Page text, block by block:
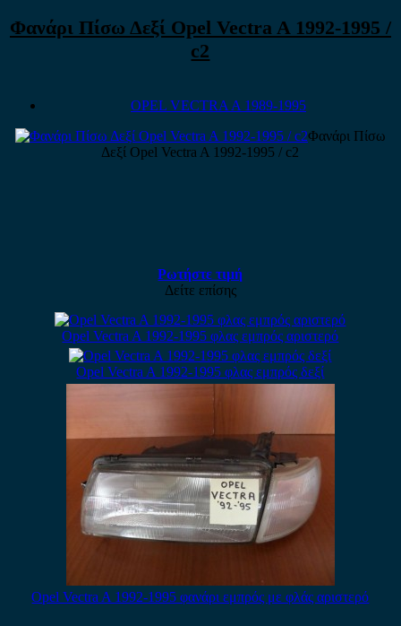
Φανάρι Πίσω Δεξί Opel Vectra A 1992-1995 /
c2
OPEL VECTRA A 1989-1995
Φανάρι Πίσω
Δεξί Opel Vectra A 1992-1995 / c2
Ρωτήστε τιμή
Δείτε επίσης
Opel Vectra A 1992-1995 φλας εμπρός αριστερό
Opel Vectra A 1992-1995 φλας εμπρός δεξί
Opel Vectra A 1992-1995 φανάρι εμπρός με φλάς αριστερό